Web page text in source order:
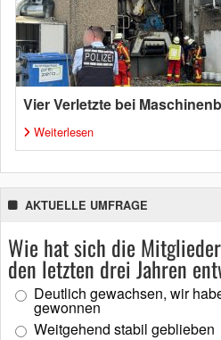
Vier Verletzte bei
Weiterlesen
AKTUELLE UMFRAGE
Wie hat sich die
den letzten drei Jahren
Deutlich gewachsen, wir
gewonnen
Weitgehend stabil geblieben